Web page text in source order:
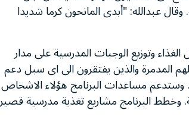
عبدالله: "أبدى المانحون كرما شديدا
العمل مقابل الغذاء وتوزيع الوجبات المدرسية على مدار
المدمرة والذين يفتقرون الى اى سبل دعم
وستدعم مساعدات البرنامج هؤلاء الاشخاص
وخطط البرنامج مشاريع تغذية مدرسية